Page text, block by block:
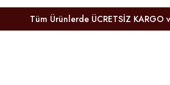
Tüm Ürünlerde ÜCRETSİZ KARGO